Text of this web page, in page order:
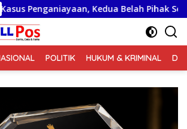
Kedua Belah Pihak Sepakat Damai
POLITIK HUKUM & KRIMINAL